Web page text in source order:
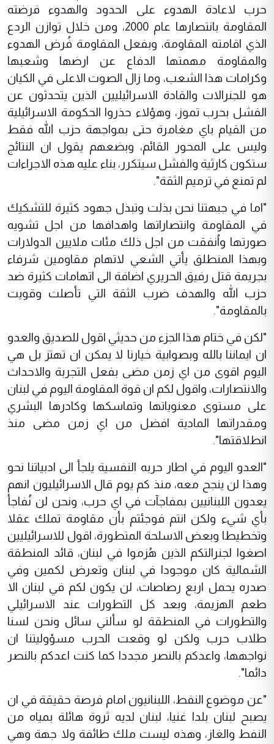
حرب لاعادة الهدوء على الحدود والهدوء فرضته
المقاومة بانتصارها عام 2000، ومن خلال توازن الردع
الذي اقامته المقاومة، وبفعل المقاومة فُرض الهدوء
والمقاومة مهمتها الدفاع عن ارضها وشعبها
وكرامات هذا الشعب، وما زال الصوت الاعلى في الكيان
هو للجنرالات والقادة الاسرائيليين الذين يتحدثون عن
الفشل بحرب تموز، وهؤلاء حذروا الحكومة الاسرائيلية
من القيام باي مغامرة حتى بمواجهة حزب الله فقط
وليس على المحور القائم، وبضعهم يقول ان النتائج
ستكون كارثية والفشل سيتكرر، بناء عليه هذه الاجراءات
لم تمنع في ترميم الثقة".
"اما في جبهتنا نحن بذلت وتبذل جهود كثيرة للتشكيك
في المقاومة وانتصاراتها واهدافها من اجل تشويه
صورتها واُنفقت من اجل ذلك مئات ملايين الدولارات
وبهذا المنطلق يأتي الشعي لاتهام مقاومين شرفاء
بجريمة قتل رفيق الحريري اضافة الى اتهامات كثيرة ضد
حزب الله والهدف ضرب الثقة التي تأصلت وقويت
بالمقاومة".
"لكن في ختام هذا الجزء من حديثي اقول للصديق والعدو
ان ايماننا بالله وبصوابية خيارنا لا يمكن ان تهتز بل هي
اليوم اقوى من اي زمن مضى بفعل التجربة والاحداث
والانتصارات، واقول لكم ان قوة المقاومة اليوم في لبنان
على مستوى معنوياتها وتماسكها وكادرها البشري
ومقدراتها المادية افضل من اي زمن مضى منذ
انطلاقتها".
"العدو اليوم في اطار حربه النفسية يلجأ الى ادبياتنا نحو
وهذا لن ينجح معه، منذ كم يوم قال الاسرائيليون انهم
يعدون اللبنانيين بمفاجآت في اي حرب، ونحن لن نُفاجأ
بأي شيء ولكن انتم فوجئتم بأن مقاومة تملك عقلا
وتخطيطا وبعض الاسلحة المتطورة، اقول للاسرائيليين
اصغوا لجنرالتكم الذين هُزموا في لبنان، قائد المنطقة
الشمالية كان موجودا في لبنان وتعرض لكمين وفي
صدره يحمل اربع رصاصات، لن يكون لكم في لبنان الا
طعم الهزيمة، وبعد كل التطورات عند الاسرائيلي
والتطورات في المنطقة لو سألني سائل ونحن لسنا
طلاب حرب ولكن لو وقعت الحرب مسؤوليتنا ان
نواجهها، واعدكم بالنصر مجددا كما كنت اعدكم بالنصر
دائما".
"عن موضوع النفط، اللبنانيون امام فرصة حقيقة في ان
يصبح لبنان بلدا غنيا، لبنان لديه ثروة هائلة بمياه من
النفط والغاز، وهذه ليست ملك طائفة ولا جهة وهي